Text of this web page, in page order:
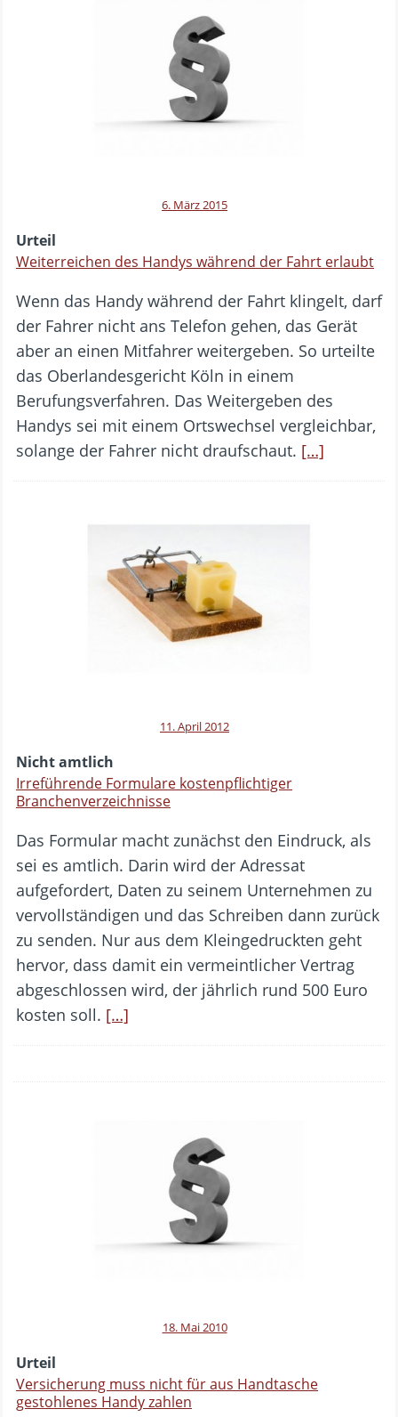
6. März 2015
Urteil
Weiterreichen des Handys während der Fahrt erlaubt
Wenn das Handy während der Fahrt klingelt, darf
der Fahrer nicht ans Telefon gehen, das Gerät
aber an einen Mitfahrer weitergeben. So urteilte
das Oberlandesgericht Köln in einem
Berufungsverfahren. Das Weitergeben des
Handys sei mit einem Ortswechsel vergleichbar,
solange der Fahrer nicht draufschaut. […]
11. April 2012
Nicht amtlich
Irreführende Formulare kostenpflichtiger
Branchenverzeichnisse
Das Formular macht zunächst den Eindruck, als
sei es amtlich. Darin wird der Adressat
aufgefordert, Daten zu seinem Unternehmen zu
vervollständigen und das Schreiben dann zurück
zu senden. Nur aus dem Kleingedruckten geht
hervor, dass damit ein vermeintlicher Vertrag
abgeschlossen wird, der jährlich rund 500 Euro
kosten soll. […]
18. Mai 2010
Urteil
Versicherung muss nicht für aus Handtasche
gestohlenes Handy zahlen